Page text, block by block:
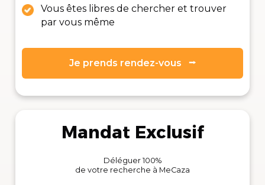
Vous êtes libres de chercher et trouver
par vous même
Je prends rendez-vous ⭢
Mandat Exclusif
Déléguer 100%
de votre recherche à MeCaza